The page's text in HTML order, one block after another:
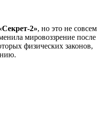
2», но это не совсем
мировоззрение после
физических законов,